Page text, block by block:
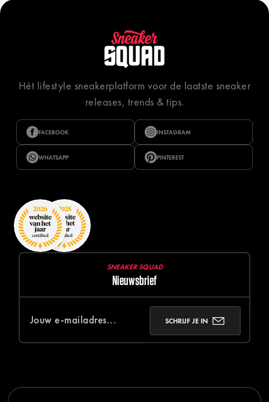
Hét lifestyle sneakerplatform voor de laatste sneaker
releases, trends & tips.
FACEBOOK INSTAGRAM
WHATSAPP PINTEREST
SNEAKER SQUAD
Nieuwsbrief
SCHRIJF JE IN